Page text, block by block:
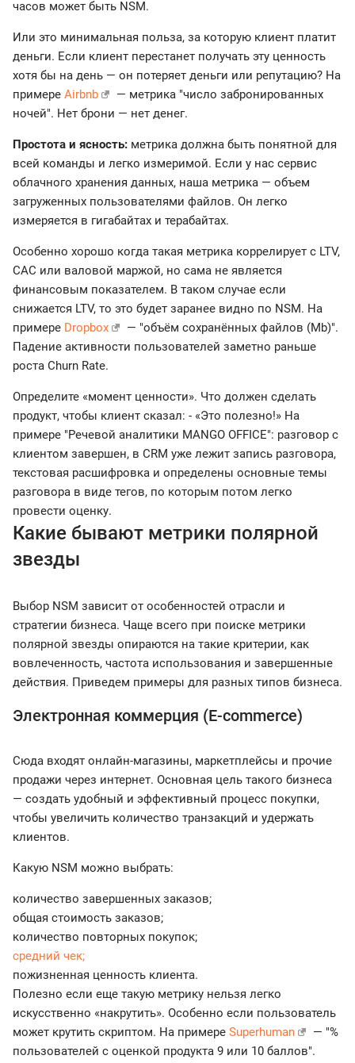
часов может быть NSM.
Или это минимальная польза, за которую клиент платит
деньги. Если клиент перестанет получать эту ценность
хотя бы на день — он потеряет деньги или репутацию? На
примере Airbnb
— метрика "число забронированных
ночей". Нет брони — нет денег.
Простота и ясность: метрика должна быть понятной для
всей команды и легко измеримой. Если у нас сервис
облачного хранения данных, наша метрика — объем
загруженных пользователями файлов. Он легко
измеряется в гигабайтах и терабайтах.
Особенно хорошо когда такая метрика коррелирует с LTV,
CAC или валовой маржой, но сама не является
финансовым показателем. В таком случае если
снижается LTV, то это будет заранее видно по NSM. На
примере Dropbox
— "объём сохранённых файлов (Mb)".
Падение активности пользователей заметно раньше
роста Churn Rate.
Определите «момент ценности». Что должен сделать
продукт, чтобы клиент сказал: - «Это полезно!» На
примере "Речевой аналитики MANGO OFFICE": разговор с
клиентом завершен, в CRM уже лежит запись разговора,
текстовая расшифровка и определены основные темы
разговора в виде тегов, по которым потом легко
провести оценку.
Какие бывают метрики полярной
звезды
Выбор NSM зависит от особенностей отрасли и
стратегии бизнеса. Чаще всего при поиске метрики
полярной звезды опираются на такие критерии, как
вовлеченность, частота использования и завершенные
действия. Приведем примеры для разных типов бизнеса.
Электронная коммерция (E-commerce)
Сюда входят онлайн-магазины, маркетплейсы и прочие
продажи через интернет. Основная цель такого бизнеса
— создать удобный и эффективный процесс покупки,
чтобы увеличить количество транзакций и удержать
клиентов.
Какую NSM можно выбрать:
количество завершенных заказов;
общая стоимость заказов;
количество повторных покупок;
средний чек;
пожизненная ценность клиента.
Полезно если еще такую метрику нельзя легко
искусственно «накрутить». Особенно если пользователь
может крутить скриптом. На примере Superhuman
— "%
пользователей с оценкой продукта 9 или 10 баллов".